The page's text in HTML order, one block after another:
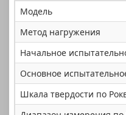
Модель
Метод нагружения
Начальное
Основное
Шкала твердости по